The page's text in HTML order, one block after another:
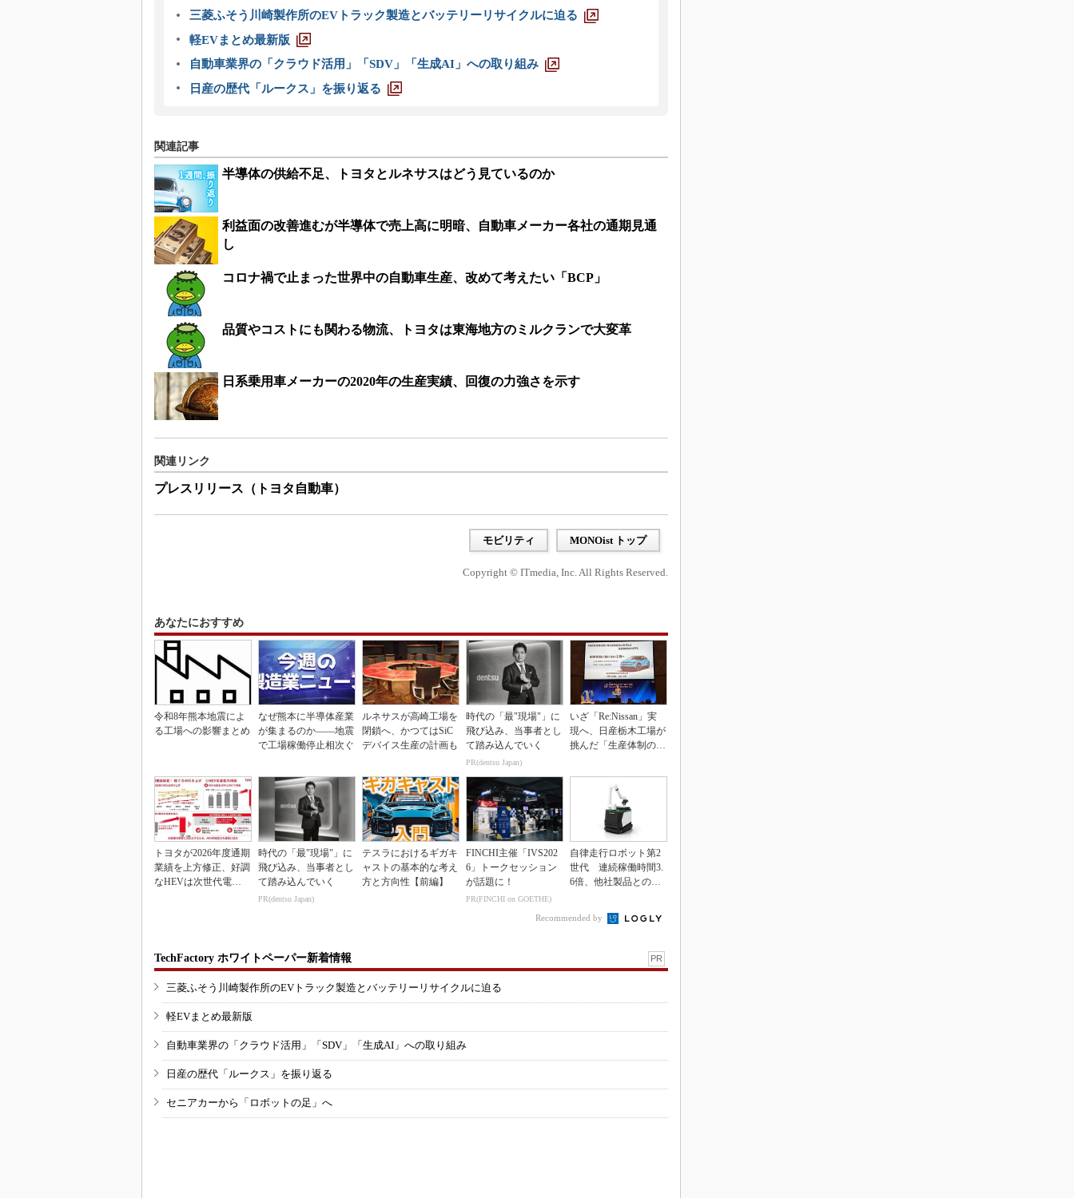
三菱ふそう川崎製作所のEVトラック製造とバッテリーリサイクルに迫る
軽EVまとめ最新版
自動車業界の「クラウド活用」「SDV」「生成AI」への取り組み
日産の歴代「ルークス」を振り返る
関連記事
半導体の供給不足、トヨタとルネサスはどう見ているのか
利益面の改善進むが半導体で売上高に明暗、自動車メーカー各社の通期見通
し
コロナ禍で止まった世界中の自動車生産、改めて考えたい「BCP」
品質やコストにも関わる物流、トヨタは東海地方のミルクランで大変革
日系乗用車メーカーの2020年の生産実績、回復の力強さを示す
関連リンク
プレスリリース（トヨタ自動車）
モビリティ MONOist トップ
Copyright © ITmedia, Inc. All Rights Reserved.
あなたにおすすめ
令和8年熊本地震によ
る工場への影響まとめ
なぜ熊本に半導体産業
が集まるのか――地震
で工場稼働停止相次ぐ
ルネサスが高崎工場を
閉鎖へ、かつてはSiC
デバイス生産の計画も
時代の「最"現場"」に
飛び込み、当事者とし
て踏み込んでいく
PR(dentsu Japan)
いざ「Re:Nissan」実
現へ、日産栃木工場が
挑んだ「生産体制の比
トヨタが2026年度通期
業績を上方修正、好調
なHEVは次世代電池
時代の「最"現場"」に
飛び込み、当事者とし
て踏み込んでいく
PR(dentsu Japan)
テスラにおけるギガキ
ャストの基本的な考え
方と方向性【前編】
FINCHI主催「IVS202
6」トークセッション
が話題に！
PR(FINCHI on GOETHE)
自律走行ロボット第2
世代 連続稼働時間3.
6倍、他社製品との連
Recommended by
TechFactory ホワイトペーパー新着情報 PR
三菱ふそう川崎製作所のEVトラック製造とバッテリーリサイクルに迫る
軽EVまとめ最新版
自動車業界の「クラウド活用」「SDV」「生成AI」への取り組み
日産の歴代「ルークス」を振り返る
セニアカーから「ロボットの足」へ